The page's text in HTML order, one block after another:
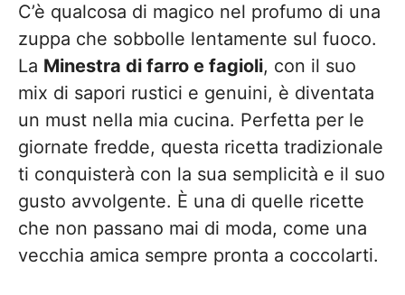
C’è qualcosa di magico nel profumo di una
zuppa che sobbolle lentamente sul fuoco.
La Minestra di farro e fagioli, con il suo
mix di sapori rustici e genuini, è diventata
un must nella mia cucina. Perfetta per le
giornate fredde, questa ricetta tradizionale
ti conquisterà con la sua semplicità e il suo
gusto avvolgente. È una di quelle ricette
che non passano mai di moda, come una
vecchia amica sempre pronta a coccolarti.